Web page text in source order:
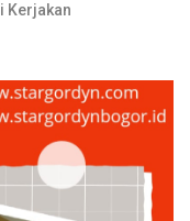
Kerjakan